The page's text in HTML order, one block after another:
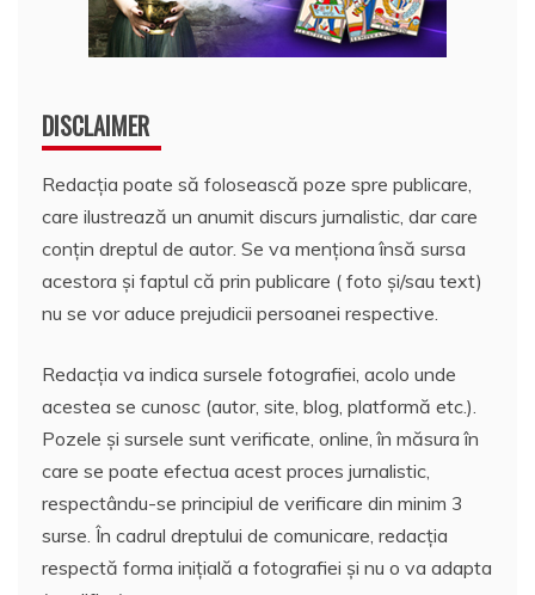
DISCLAIMER
Redacția poate să folosească poze spre publicare,
care ilustrează un anumit discurs jurnalistic, dar care
conțin dreptul de autor. Se va menționa însă sursa
acestora și faptul că prin publicare ( foto și/sau text)
nu se vor aduce prejudicii persoanei respective.
Redacția va indica sursele fotografiei, acolo unde
acestea se cunosc (autor, site, blog, platformă etc.).
Pozele și sursele sunt verificate, online, în măsura în
care se poate efectua acest proces jurnalistic,
respectându-se principiul de verificare din minim 3
surse. În cadrul dreptului de comunicare, redacția
respectă forma inițială a fotografiei și nu o va adapta